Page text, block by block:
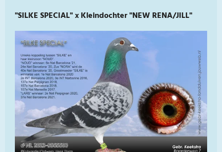
"SILKE SPECIAL" x Kleindochter "NEW RENA/JILL"